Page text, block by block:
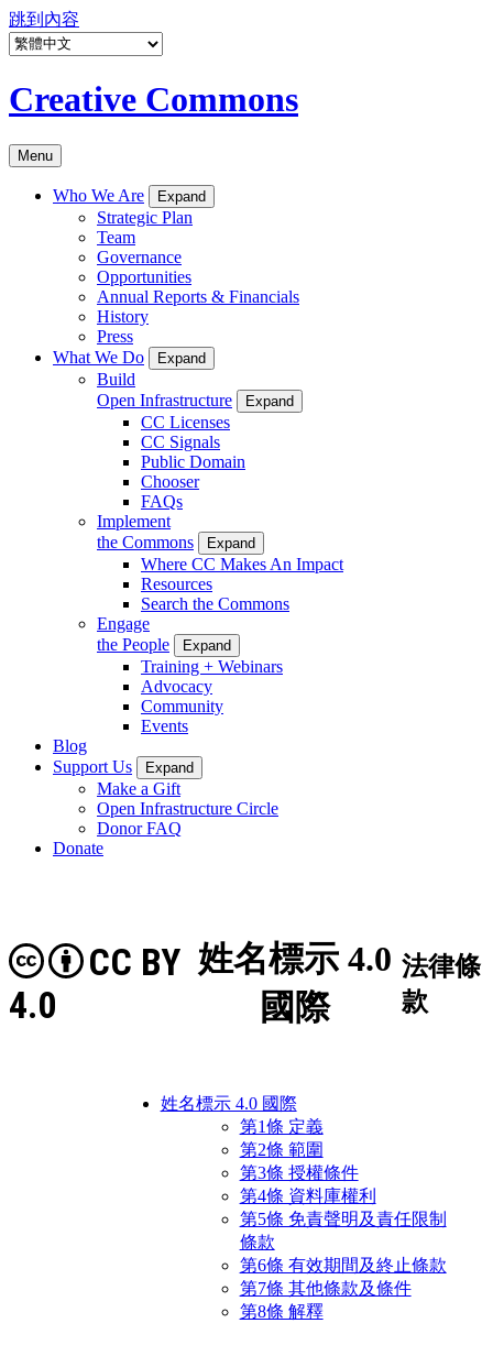
跳到內容
Creative Commons
Menu
Who We Are Expand
Strategic Plan
Team
Governance
Opportunities
Annual Reports & Financials
History
Press
What We Do
Expand
Build
Open Infrastructure
Expand
CC Licenses
CC Signals
Public Domain
Chooser
FAQs
Implement
the Commons
Expand
Where CC Makes An Impact
Resources
Search the Commons
Engage
the People
Expand
Training + Webinars
Advocacy
Community
Events
Blog
Support Us
Expand
Make a Gift
Open Infrastructure Circle
Donor FAQ
Donate
姓名標示 4.0
國際
CC BY
4.0
法律條
款
姓名標示 4.0 國際
第1條 定義
第2條 範圍
第3條 授權條件
第4條 資料庫權利
第5條 免責聲明及責任限制
條款
第6條 有效期間及終止條款
第7條 其他條款及條件
第8條 解釋